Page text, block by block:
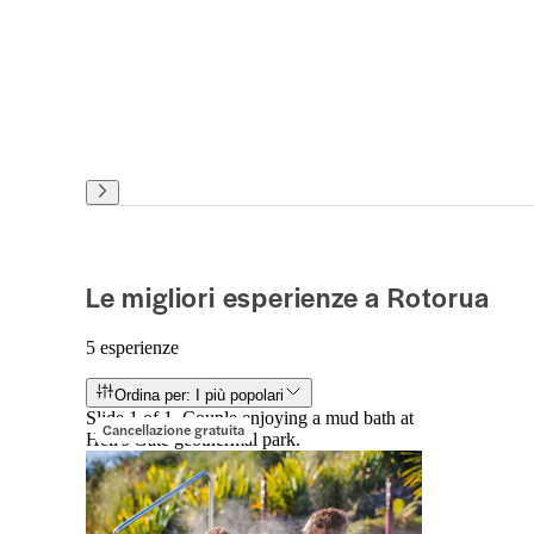
Le migliori esperienze a Rotorua
5 esperienze
Ordina per: I più popolari
Cancellazione gratuita
Slide 1 of 1, Couple enjoying a mud bath at
Hell's Gate geothermal park.